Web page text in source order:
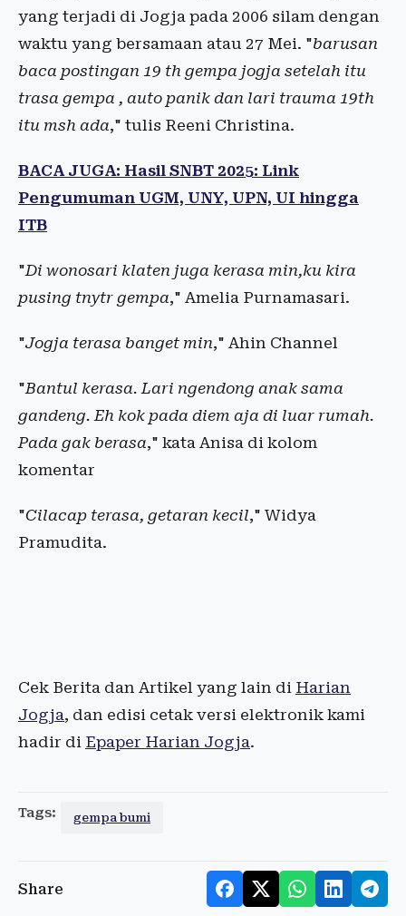
yang terjadi di Jogja pada 2006 silam dengan
waktu yang bersamaan atau 27 Mei. "barusan
baca postingan 19 th gempa jogja setelah itu
trasa gempa , auto panik dan lari trauma 19th
itu msh ada," tulis Reeni Christina.
BACA JUGA: Hasil SNBT 2025: Link
Pengumuman UGM, UNY, UPN, UI hingga
ITB
"Di wonosari klaten juga kerasa min,ku kira
pusing tnytr gempa," Amelia Purnamasari.
"Jogja terasa banget min," Ahin Channel
"Bantul kerasa. Lari ngendong anak sama
gandeng. Eh kok pada diem aja di luar rumah.
Pada gak berasa," kata Anisa di kolom
komentar
"Cilacap terasa, getaran kecil," Widya
Pramudita.
Cek Berita dan Artikel yang lain di Harian
Jogja, dan edisi cetak versi elektronik kami
hadir di Epaper Harian Jogja.
Tags: gempa bumi
Share